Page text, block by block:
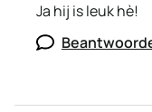
Ja hij is leuk hè!